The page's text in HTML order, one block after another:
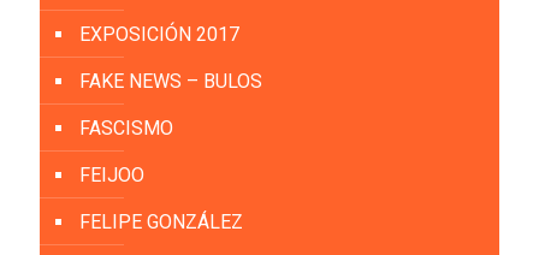
EXPOSICIÓN 2017
FAKE NEWS – BULOS
FASCISMO
FEIJOO
FELIPE GONZÁLEZ